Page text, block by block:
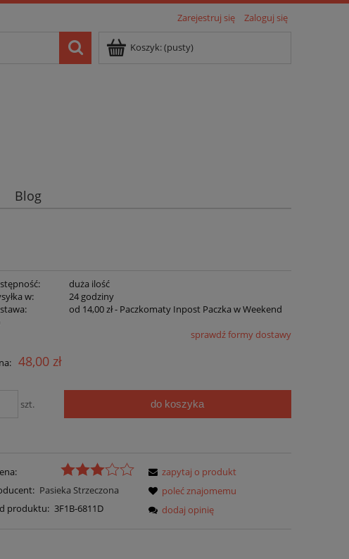
Zarejestruj się Zaloguj się
Koszyk:(pusty)
Blog
duża ilość
w:
24 godziny
od 14,00 zł- Paczkomaty Inpost Paczka w Weekend
sprawdź formy dostawy
48,00 zł
szt. do koszyka
Pasieka Strzeczona
produktu: 3F1B-6811D
zapytaj o produkt
poleć znajomemu
dodaj opinię